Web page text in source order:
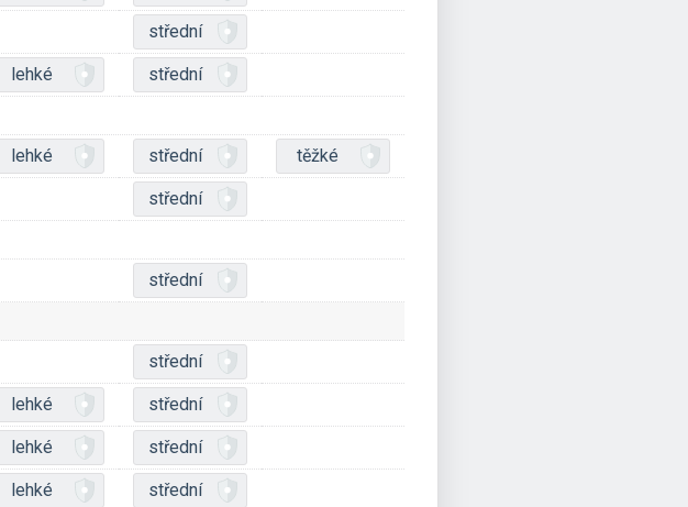
střední
lehké
střední
lehké střední těžké
střední
střední
střední
lehké střední
lehké střední
lehké střední